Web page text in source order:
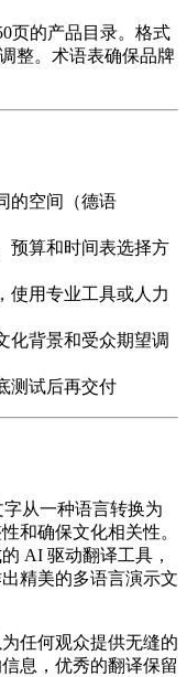
页的产品目录。格式
整。术语表确保品牌
的空间（德语
预算和时间表选择方
使用专业工具或人力
化背景和受众期望调
测试后再交付
字从一种语言转换为
和确保文化相关性。
AI 驱动翻译工具，
精美的多语言演示文
任何观众提供无缝的
息，优秀的翻译保留